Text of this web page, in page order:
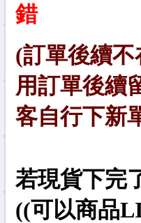
錯
(訂單後續
用訂單後續
客自行下新
若現貨下完
((可以商品